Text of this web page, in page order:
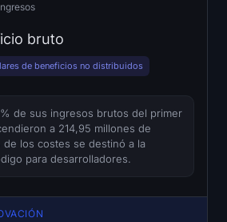
bruto
de beneficios no distribuidos
de sus ingresos brutos del primer
a 214,95 millones de
de los costes se destinó a la
para desarrolladores.